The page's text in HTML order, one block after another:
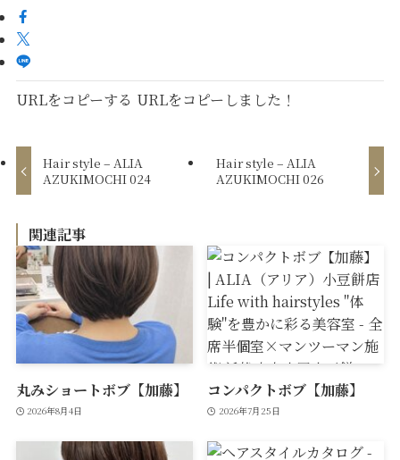
URLをコピーする URLをコピーしました！
Hair style – ALIA
AZUKIMOCHI 024
Hair style – ALIA
AZUKIMOCHI 026
関連記事
丸みショートボブ【加藤】
2026年8月4日
コンパクトボブ【加藤】
2026年7月25日